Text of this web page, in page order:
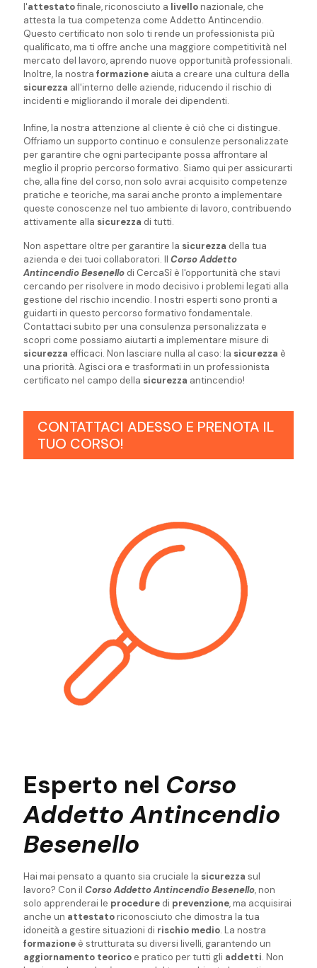
l'attestatofinale, riconosciuto a livellonazionale, che
attesta la tua competenza come Addetto Antincendio.
Questo certificato non solo ti rende un professionista più
qualificato, ma ti offre anche una maggiore competitività nel
mercato del lavoro, aprendo nuove opportunità professionali.
Inoltre, la nostra formazione aiuta a creare una cultura della
sicurezza all'interno delle aziende, riducendo il rischio di
incidenti e migliorando il morale dei dipendenti.
Infine, la nostra attenzione al cliente è ciò che ci distingue.
Offriamo un supporto continuo e consulenze personalizzate
per garantire che ogni partecipante possa affrontare al
meglio il proprio percorso formativo. Siamo qui per assicurarti
che, alla fine del corso, non solo avrai acquisito competenze
pratiche e teoriche, ma sarai anche pronto a implementare
queste conoscenze nel tuo ambiente di lavoro, contribuendo
attivamente alla sicurezza di tutti.
Non aspettare oltre per garantire la sicurezza della tua
azienda e dei tuoi collaboratori. Il Corso Addetto
Antincendio Besenello di CercaSì è l'opportunità che stavi
cercando per risolvere in modo decisivo i problemi legati alla
gestione del rischio incendio. I nostri esperti sono pronti a
guidarti in questo percorso formativo fondamentale.
Contattaci subito per una consulenza personalizzata e
scopri come possiamo aiutarti a implementare misure di
sicurezza efficaci. Non lasciare nulla al caso: la sicurezza è
una priorità. Agisci ora e trasformati in un professionista
certificato nel campo della sicurezza antincendio!
CONTATTACI ADESSO E PRENOTA IL
TUO CORSO!
Esperto nel Corso
Addetto Antincendio
Besenello
Hai mai pensato a quanto sia cruciale la sicurezza sul
lavoro? Con il Corso Addetto Antincendio Besenello, non
solo apprenderai le procedure di prevenzione, ma acquisirai
anche un attestatoriconosciuto che dimostra la tua
idoneità a gestire situazioni di rischio medio. La nostra
formazione è strutturata su diversi livelli, garantendo un
aggiornamento teorico e pratico per tutti gli addetti. Non